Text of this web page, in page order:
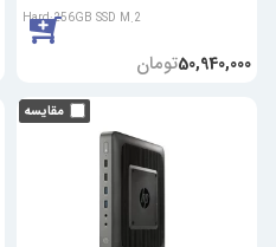
Hard:256GB SSD M.2
50,940,000تومان